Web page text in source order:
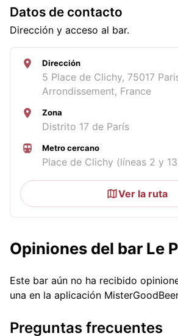
Datos de contacto
Dirección y acceso al bar.
Dirección
5 Place de Clichy, 75017
Arrondissement, France
Zona
Distrito 17 de París
Metro cercano
Place de Clichy (líneas 2 y
Ver la ruta
Opiniones del bar Le
Este bar aún no ha recibido
una en la aplicación
Preguntas frecuentes